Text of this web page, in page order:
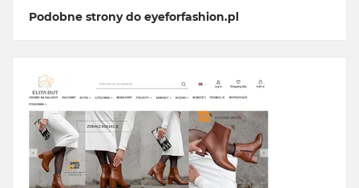
Podobne strony do eyeforfashion.pl